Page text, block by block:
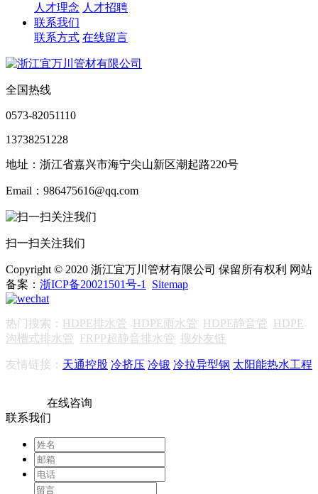
人才理念 人才招聘
联系我们
联系方式 在线留言
全国热线
0573-82051110
13738251228
地址：浙江省嘉兴市海宁尖山新区潮起路220号
Email：986475616@qq.com
扫一扫关注我们
Copyright © 2020 浙江宜万川管材有限公司 保留所有权利 网站
备案： 浙ICP备20021501号-1 Sitemap
热门搜索： HDPE排水管 HDPE雨水管 HDPE静音管 HDPE
沟槽式排水管 FRPP超静音排水管 搜外友链
友情链接： 天通控股 冷挤压 冷锻 冷拉异型钢 太阳能热水工程
在线咨询
联系我们